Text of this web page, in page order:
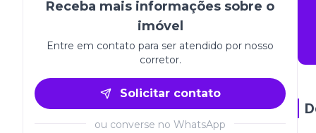
Receba mais informações sobre o
imóvel
Entre em contato para ser atendido por nosso
corretor.
Solicitar contato
ou converse no WhatsApp